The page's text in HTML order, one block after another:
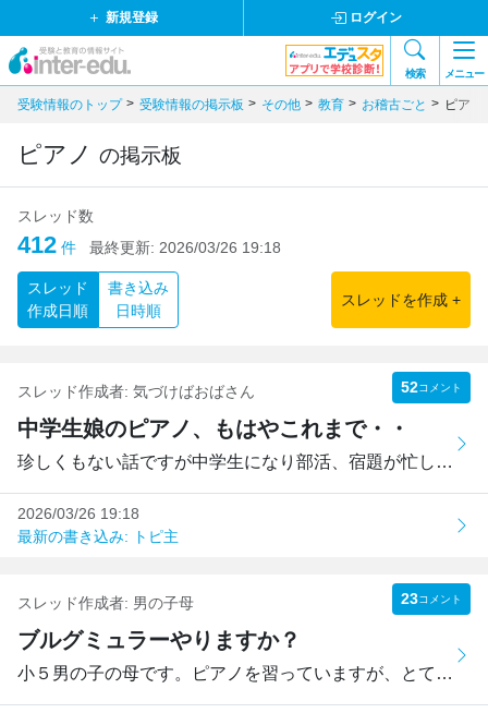
新規登録 ログイン
検索 メニュー
受験情報のトップ 受験情報の掲示板 その他 教育 お稽古ごと ピアノ
ピアノ の掲示板
スレッド数
412 件 最終更新: 2026/03/26 19:18
スレッド
作成日順
書き込み
日時順
スレッドを作成 +
スレッド作成者: 気づけばおばさん 52コメント
中学生娘のピアノ、もはやこれまで・・
珍しくもない話ですが中学生になり部活、宿題が忙しくピアノ...
2026/03/26 19:18
最新の書き込み: トピ主
スレッド作成者: 男の子母 23コメント
ブルグミュラーやりますか？
小５男の子の母です。ピアノを習っていますが、とてもゆっく...